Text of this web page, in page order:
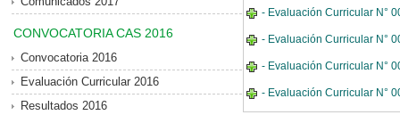
CONVOCATORIA CAS 2016
Convocatoria 2016
Evaluación Curricular 2016
Resultados 2016
- Evaluación Curricular N°
- Evaluación Curricular N°
- Evaluación Curricular N°
- Evaluación Curricular N°